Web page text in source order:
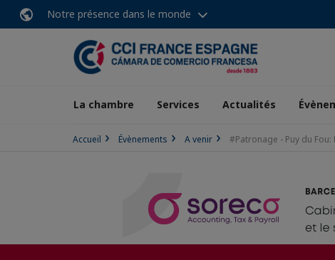
Notre présence dans le monde
La chambre Services Actualités
Accueil Évènements A venir #Patronage - Puy du